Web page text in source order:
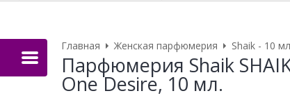
Главная Женская парфюмерия Shaik - 10 мл
Парфюмерия Shaik
One Desire, 10 мл.